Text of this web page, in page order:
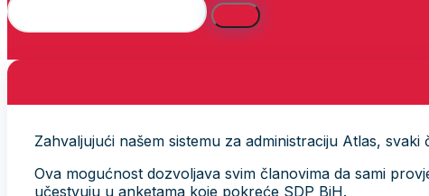
Zahvaljujući našem sistemu za administraciju Atlas,
Ova mogućnost dozvoljava svim članovima da sami
učestvuju u anketama koje pokreće SDP BiH.